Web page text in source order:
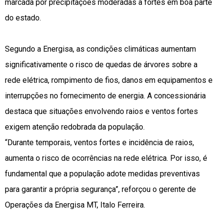
marcada por precipitações moderadas a fortes em boa parte
do estado.
Segundo a Energisa, as condições climáticas aumentam
significativamente o risco de quedas de árvores sobre a
rede elétrica, rompimento de fios, danos em equipamentos e
interrupções no fornecimento de energia. A concessionária
destaca que situações envolvendo raios e ventos fortes
exigem atenção redobrada da população.
“Durante temporais, ventos fortes e incidência de raios,
aumenta o risco de ocorrências na rede elétrica. Por isso, é
fundamental que a população adote medidas preventivas
para garantir a própria segurança”, reforçou o gerente de
Operações da Energisa MT, Italo Ferreira.